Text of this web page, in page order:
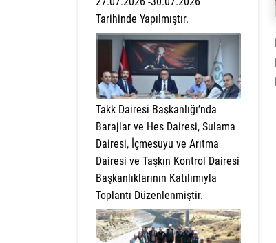
Tarihinde Yapılmıştır.
Takk Dairesi Başkanlığı’nda
Barajlar ve Hes Dairesi, Sulama
Dairesi, İçmesuyu ve Arıtma
Dairesi ve Taşkın Kontrol Dairesi
Başkanlıklarının Katılımıyla
Toplantı Düzenlenmiştir.